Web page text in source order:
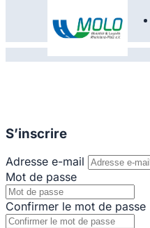
S’inscrire
Adresse e-mail
Mot de passe
Confirmer le mot de passe